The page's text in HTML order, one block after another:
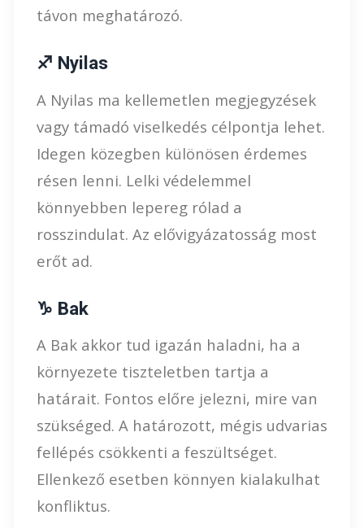
távon meghatározó.
♐ Nyilas
A Nyilas ma kellemetlen megjegyzések
vagy támadó viselkedés célpontja lehet.
Idegen közegben különösen érdemes
résen lenni. Lelki védelemmel
könnyebben lepereg rólad a
rosszindulat. Az elővigyázatosság most
erőt ad.
♑ Bak
A Bak akkor tud igazán haladni, ha a
környezete tiszteletben tartja a
határait. Fontos előre jelezni, mire van
szükséged. A határozott, mégis udvarias
fellépés csökkenti a feszültséget.
Ellenkező esetben könnyen kialakulhat
konfliktus.